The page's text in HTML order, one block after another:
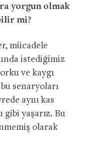
yorgun olmak
mi?
mücadele
istediğimiz
ve kaygı
bu senaryoları
aynı kas
yaşarız. Bu
olarak